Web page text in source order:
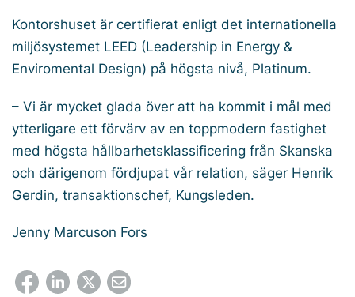
Kontorshuset är certifierat enligt det internationella
miljösystemet LEED (Leadership in Energy &
Enviromental Design) på högsta nivå, Platinum.
– Vi är mycket glada över att ha kommit i mål med
ytterligare ett förvärv av en toppmodern fastighet
med högsta hållbarhetsklassificering från Skanska
och därigenom fördjupat vår relation, säger Henrik
Gerdin, transaktionschef, Kungsleden.
Jenny Marcuson Fors